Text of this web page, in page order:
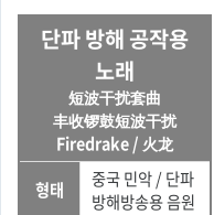
단파 방해 공작용
노래
短波干扰套曲
丰收锣鼓短波干扰
Firedrake / 火龙
형태
중국 민악 / 단파
방해방송용 음원